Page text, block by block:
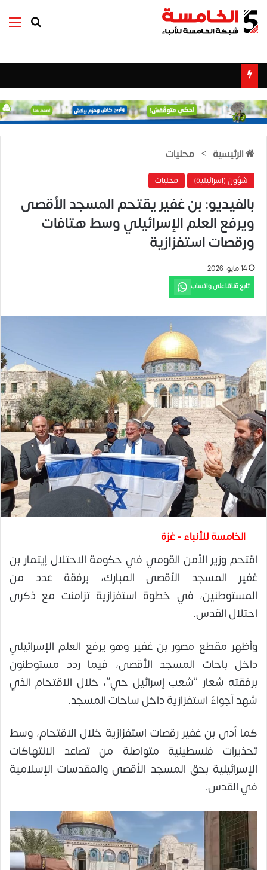
بحث عن
الرئيسية > محليات
شؤون (إسرائيلية) محليات
بالفيديو: بن غفير يقتحم المسجد الأقصى
ويرفع العلم الإسرائيلي وسط هتافات
ورقصات استفزازية
14 مايو، 2026
تابع قناتنا على واتساب
الخامسة للأنباء - غزة
اقتحم وزير الأمن القومي في حكومة الاحتلال إيتمار بن
غفير المسجد الأقصى المبارك، برفقة عدد من
المستوطنين، في خطوة استفزازية تزامنت مع ذكرى
احتلال القدس.
وأظهر مقطع مصور بن غفير وهو يرفع العلم الإسرائيلي
داخل باحات المسجد الأقصى، فيما ردد مستوطنون
برفقته شعار “شعب إسرائيل حي”، خلال الاقتحام الذي
شهد أجواءً استفزازية داخل ساحات المسجد.
كما أدى بن غفير رقصات استفزازية خلال الاقتحام، وسط
تحذيرات فلسطينية متواصلة من تصاعد الانتهاكات
الإسرائيلية بحق المسجد الأقصى والمقدسات الإسلامية
في القدس.